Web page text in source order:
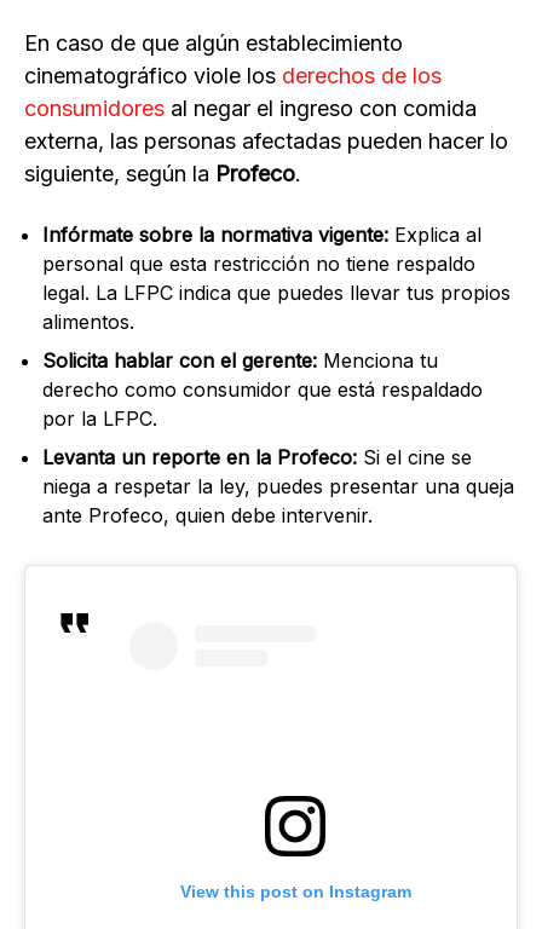
En caso de que algún establecimiento
cinematográfico viole los derechos de los
consumidores al negar el ingreso con comida
externa, las personas afectadas pueden hacer lo
siguiente, según la Profeco.
Infórmate sobre la normativa vigente: Explica al
personal que esta restricción no tiene respaldo
legal. La LFPC indica que puedes llevar tus propios
alimentos.
Solicita hablar con el gerente: Menciona tu
derecho como consumidor que está respaldado
por la LFPC.
Levanta un reporte en la Profeco: Si el cine se
niega a respetar la ley, puedes presentar una queja
ante Profeco, quien debe intervenir.
View this post on Instagram